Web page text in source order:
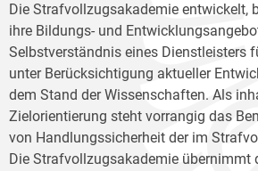
Die Strafvollzugsakademie entwickelt,
ihre Bildungs- und
Selbstverständnis eines Dienstleisters
unter Berücksichtigung aktueller
dem Stand der Wissenschaften. Als
Zielorientierung steht vorrangig das
von Handlungssicherheit der im
Die Strafvollzugsakademie übernimmt